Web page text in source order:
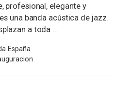
profesional, elegante y
una banda acústica de jazz.
a toda ...
España